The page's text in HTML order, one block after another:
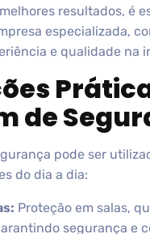
resultados, é
especializada,
e qualidade na
de
pode ser
do dia a dia:
Proteção em salas,
segurança e